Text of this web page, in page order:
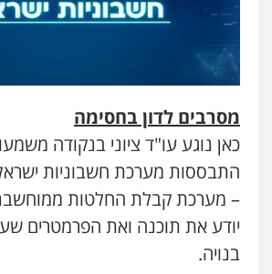
מסרבים לדון בחסימה
כאן נוגע עו"ד ציוני בנקודה
התבססות מערכת חשבוניות
– מערכת קבלת החלטות
יודע את תוכנה ואת הפרמטרים
בנויה.